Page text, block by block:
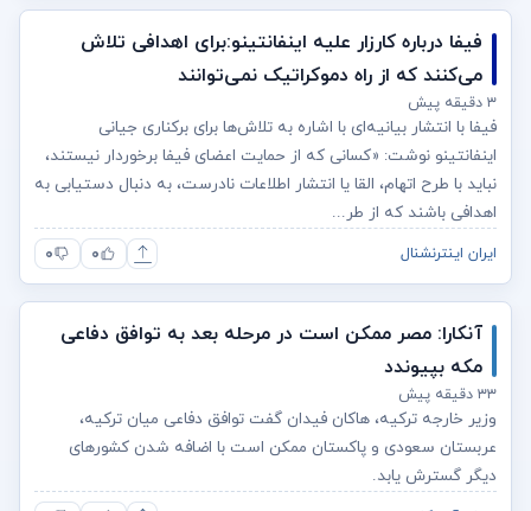
فیفا درباره کارزار علیه اینفانتینو:برای اهدافی تلاش
می‌کنند که از راه دموکراتیک نمی‌توانند
۳ دقیقه پیش
فیفا با انتشار بیانیه‌ای با اشاره به تلاش‌ها برای برکناری جیانی
اینفانتینو نوشت: «کسانی که از حمایت اعضای فیفا برخوردار نیستند،
نباید با طرح اتهام، القا یا انتشار اطلاعات نادرست، به دنبال دستیابی به
اهدافی باشند که از طر...
ایران اینترنشنال ۰ ۰
آنکارا: مصر ممکن است در مرحله بعد به توافق دفاعی
مکه بپیوندد
۳۳ دقیقه پیش
وزیر خارجه ترکیه، هاکان فیدان گفت توافق دفاعی میان ترکیه،
عربستان سعودی و پاکستان ممکن است با اضافه شدن کشورهای
دیگر گسترش یابد.